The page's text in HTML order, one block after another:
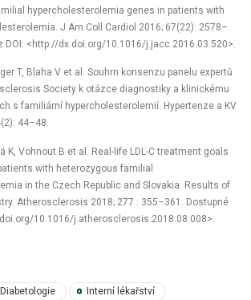
hypercholesterolemia genes in patients with
J Am Coll Cardiol 2016; 67(22): 2578–
DOI: <http://dx.doi.org/10.1016/j.jacc.2016.03.520>.
T, Blaha V et al. Souhrn konsenzu panelu expertů
Society k otázce diagnostiky a klinickému
s familiární hypercholesterolemií. Hypertenze a KV
44–48.
K, Vohnout B et al. Real-life LDL-C treatment goals
with heterozygous familial
in the Czech Republic and Slovakia: Results of
Atherosclerosis 2018; 277 : 355–361. Dostupné
10.1016/j.atherosclerosis.2018.08.008>.
Diabetologie Interní lékařství